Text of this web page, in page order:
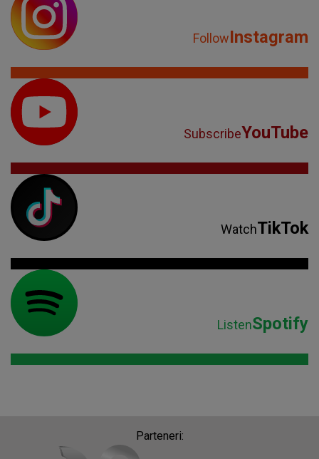
FollowInstagram
SubscribeYouTube
WatchTikTok
ListenSpotify
Parteneri: